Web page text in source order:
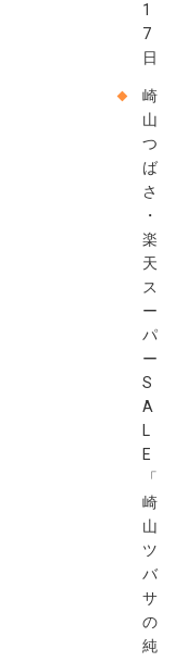
1
7
日
崎
山
つ
ば
さ
・
楽
天
ス
ー
パ
ー
S
A
L
E
「
崎
山
ツ
バ
サ
の
純